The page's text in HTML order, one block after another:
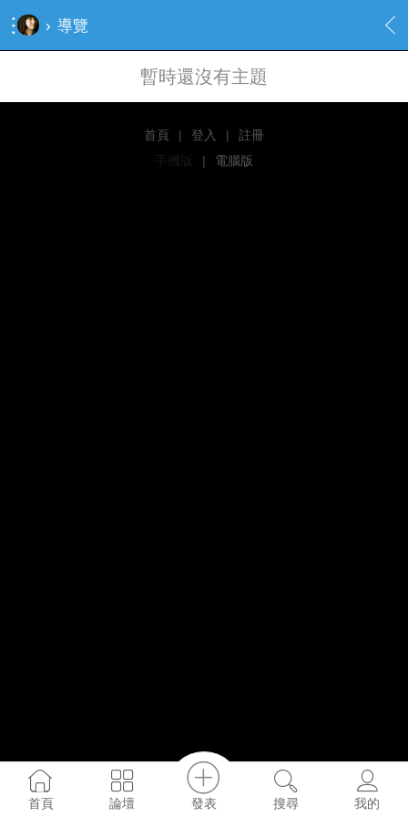
› 導覽
暫時還沒有主題
首頁 | 登入 |
註冊
| 電腦版
首頁 論壇 發表 搜尋 我的